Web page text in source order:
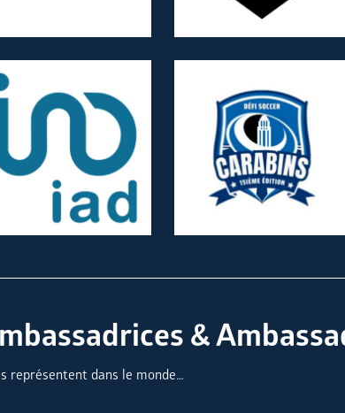
&
représentent dans le monde…